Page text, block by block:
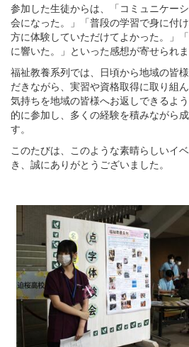
参加した生徒からは、「コミュニケー
会になった。」「普段の学習で身に付
方に体験していただけてよかった。」
に響いた。」といった感想が寄せられま
福祉教養系列では、日頃から地域の皆
だきながら、実習や資格取得に取り組
気持ちを地域の皆様へお返しできるよ
的に参加し、多くの経験を積みながら
す。
このたびは、このような素晴らしいイ
き、誠にありがとうございました。